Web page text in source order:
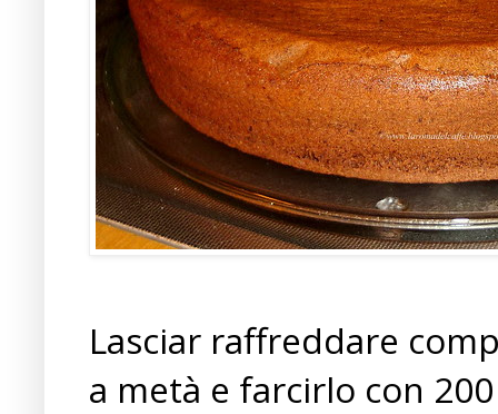
Lasciar raffreddare
a metà e farcirlo con